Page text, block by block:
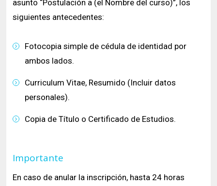
asunto “Postulación a (el Nombre del curso)”, los
siguientes antecedentes:
Fotocopia simple de cédula de identidad por
ambos lados.
Curriculum Vitae, Resumido (Incluir datos
personales).
Copia de Título o Certificado de Estudios.
Importante
En caso de anular la inscripción, hasta 24 horas